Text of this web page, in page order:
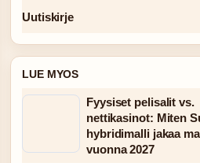
Uutiskirje
LUE MYOS
Fyysiset pelisalit vs.
nettikasinot: Miten
hybridimalli jakaa
vuonna 2027